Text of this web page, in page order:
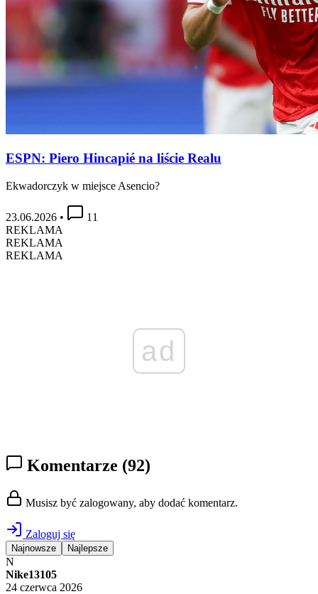
ESPN: Piero Hincapié na liście Realu
Ekwadorczyk w miejsce Asencio?
23.06.2026 •
11
REKLAMA
REKLAMA
REKLAMA
ad
Komentarze (92)
Musisz być zalogowany, aby dodać komentarz.
Zaloguj się
Najnowsze Najlepsze
N
Nike13105
24 czerwca 2026